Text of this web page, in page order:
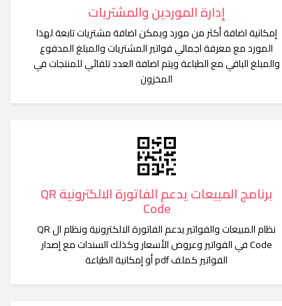
إدارة الموردين والمشتريات
إمكانية اضافة أكثر من مورد ويمكن اضافة مشتريات تابعة لهذا
المورد مع معرفة اجمالي فواتير المشتريات والمبلغ المدفوع
والمبلغ الباقي مع الطباعة ويتم اضافة العدد تلقائي للمنتجات في
المخزون
برنامج المبيعات يدعم الفاتورة الالكترونية QR
Code
نظام المبيعات والفواتير يدعم الفاتورة الالكترونية ونظام ال QR
Code في الفواتير وعروض الأسعار وكذلك السندات مع إصدار
الفواتير كملف pdf أو إمكانية الطباعة